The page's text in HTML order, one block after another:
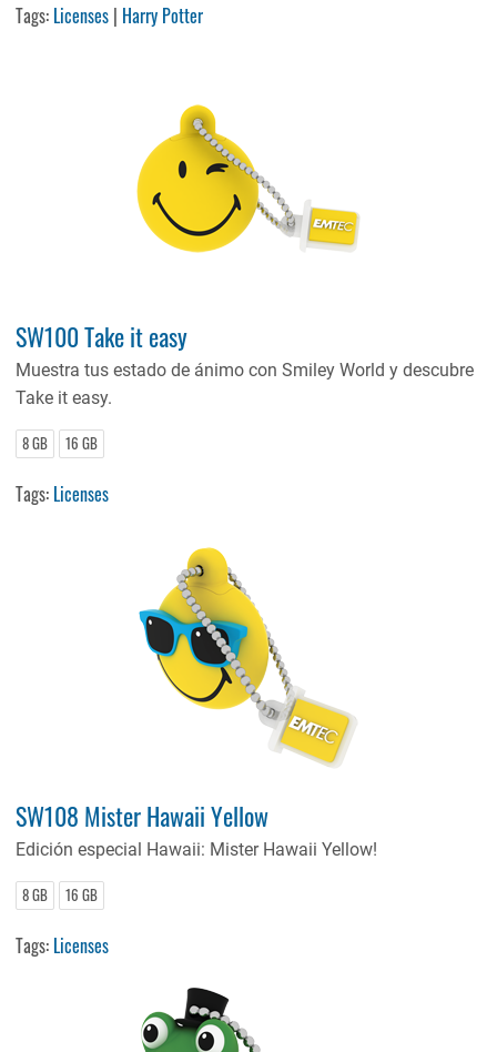
Tags: Licenses | Harry Potter
SW100 Take it easy
Muestra tus estado de ánimo con Smiley World y descubre
Take it easy.
8 GB 16 GB
Tags: Licenses
SW108 Mister Hawaii Yellow
Edición especial Hawaii: Mister Hawaii Yellow!
8 GB 16 GB
Tags: Licenses